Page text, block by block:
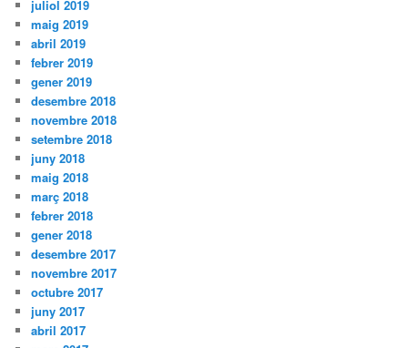
juliol 2019
maig 2019
abril 2019
febrer 2019
gener 2019
desembre 2018
novembre 2018
setembre 2018
juny 2018
maig 2018
març 2018
febrer 2018
gener 2018
desembre 2017
novembre 2017
octubre 2017
juny 2017
abril 2017